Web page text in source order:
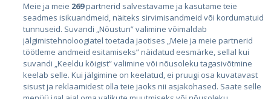
Riigid
Eesti
Läti
Leedu
Meie ja meie 269partnerid salvestavame ja kasutame teie
seadmes isikuandmeid, näiteks sirvimisandmeid või kordumatuid
tunnuseid. Suvandi „Nõustun” valimine võimaldab
jälgimistehnoloogiatel toetada jaotises „Meie ja meie partnerid
töötleme andmeid esitamiseks” näidatud eesmärke, sellal kui
suvandi „Keeldu kõigist” valimine või nõusoleku tagasivõtmine
keelab selle. Kui jälgimine on keelatud, ei pruugi osa kuvatavast
sisust ja reklaamidest olla teie jaoks nii asjakohased. Saate selle